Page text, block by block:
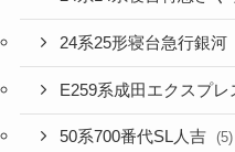
24系25形寝台急行銀河
E259系成田エクスプ
50系700番代SL人吉 (5)